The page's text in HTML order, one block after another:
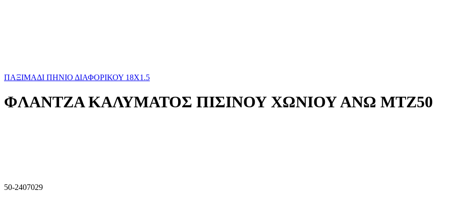
ΠΑΞΙΜΑΔΙ ΠΗΝΙΟ ΔΙΑΦΟΡΙΚΟΥ 18Χ1.5
ΦΛΑΝΤΖΑ ΚΑΛΥΜΑΤΟΣ ΠΙΣΙΝΟΥ ΧΩΝΙΟΥ ΑΝΩ MTZ50
50-2407029